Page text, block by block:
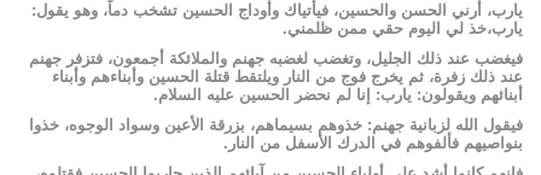
يارب، أرني الحسن والحسين، فيأتياك وأوداج الحسين تشخب دماً، وهو يقول:
يارب،خذ لي اليوم حقي ممن ظلمني.
فيغضب عند ذلك الجليل، وتغضب لغضبه جهنم والملائكة أجمعون، فتزفر جهنم
عند ذلك زفرة، ثم يخرج فوج من النار ويلتقط قتلة الحسين وأبناءهم وأبناء
أبنائهم ويقولون: يارب: إنا لم نحضر الحسين عليه السلام.
فيقول الله لزبانية جهنم: خذوهم بسيماهم، بزرقة الأعين وسواد الوجوه، خذوا
بنواصيهم فألفوهم في الدرك الأسفل من النار.